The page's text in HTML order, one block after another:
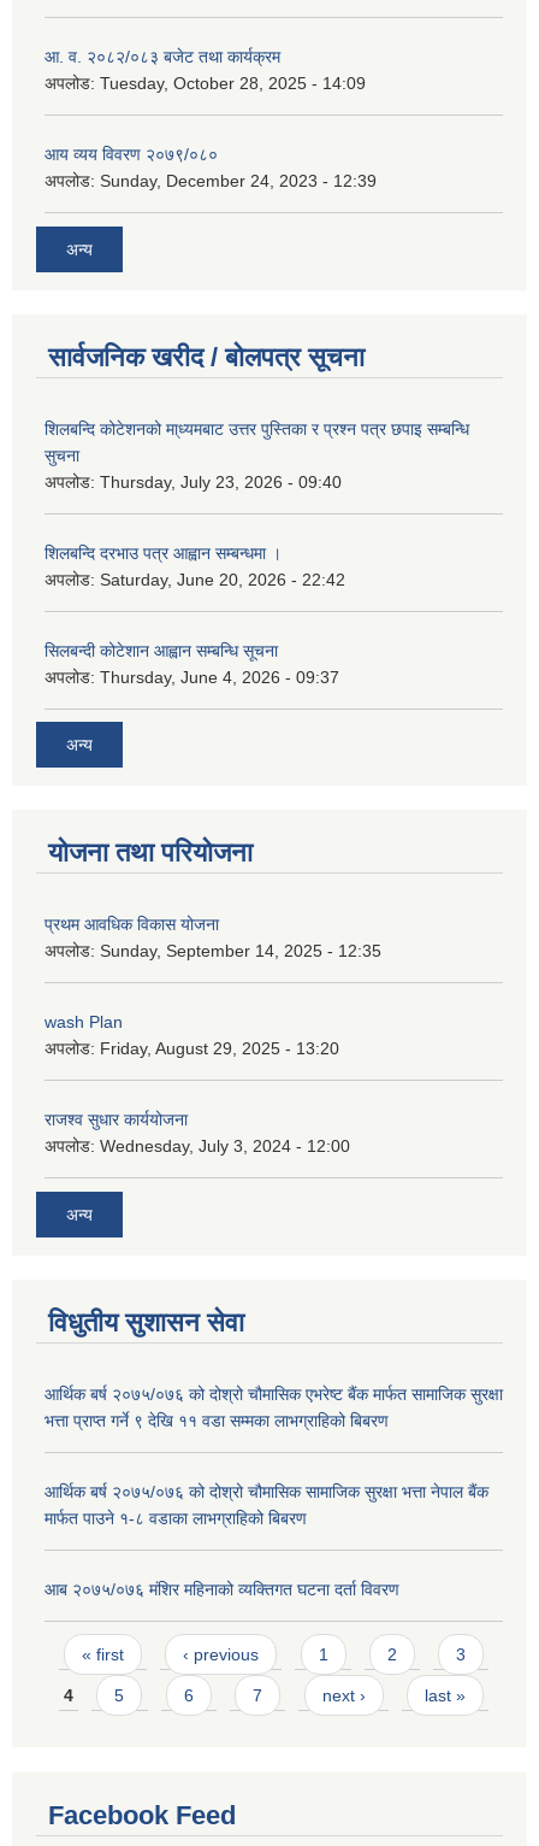
आ. व. २०८२/०८३ बजेट तथा कार्यक्रम
अपलोड: Tuesday, October 28, 2025 - 14:09
आय व्यय विवरण २०७९/०८०
अपलोड: Sunday, December 24, 2023 - 12:39
अन्य
सार्वजनिक खरीद / बोलपत्र सूचना
शिलबन्दि कोटेशनको मा्ध्यमबाट उत्तर पुस्तिका र प्रश्न पत्र छपाइ सम्बन्धि
सुचना
अपलोड: Thursday, July 23, 2026 - 09:40
शिलबन्दि दरभाउ पत्र आह्वान सम्बन्धमा ।
अपलोड: Saturday, June 20, 2026 - 22:42
सिलबन्दी कोटेशान आह्वान सम्बन्धि सूचना
अपलोड: Thursday, June 4, 2026 - 09:37
अन्य
योजना तथा परियोजना
प्रथम आवधिक विकास योजना
अपलोड: Sunday, September 14, 2025 - 12:35
wash Plan
अपलोड: Friday, August 29, 2025 - 13:20
राजश्व सुधार कार्ययोजना
अपलोड: Wednesday, July 3, 2024 - 12:00
अन्य
विधुतीय सुशासन सेवा
आर्थिक बर्ष २०७५/०७६ को दोश्रो चौमासिक एभरेष्ट बैंक मार्फत सामाजिक सुरक्षा
भत्ता प्राप्त गर्ने ९ देखि ११ वडा सम्मका लाभग्राहिको बिबरण
आर्थिक बर्ष २०७५/०७६ को दोश्रो चौमासिक सामाजिक सुरक्षा भत्ता नेपाल बैंक
मार्फत पाउने १-८ वडाका लाभग्राहिको बिबरण
आब २०७५/०७६ मंशिर महिनाको व्यक्तिगत घटना दर्ता विवरण
Pages
« first ‹ previous 1 2 3
4 5 6 7 next › last »
Facebook Feed